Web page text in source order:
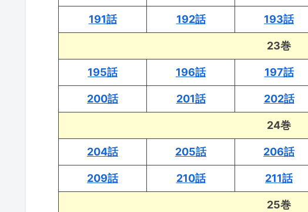
191話 192話 193話
23巻
195話 196話 197話
200話 201話 202話
24巻
204話 205話 206話
209話 210話 211話
25巻